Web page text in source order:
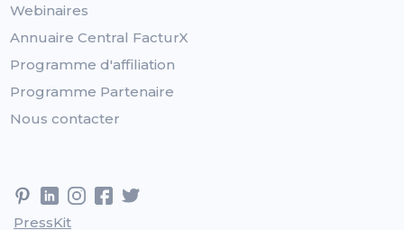
Webinaires
Annuaire Central FacturX
Programme d'affiliation
Programme Partenaire
Nous contacter
PressKit